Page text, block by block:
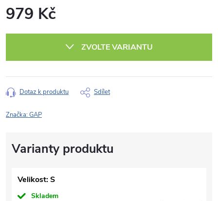
979 Kč
ZVOLTE VARIANTU
Dotaz k produktu Sdílet
Značka:GAP
Velikost: S
Skladem